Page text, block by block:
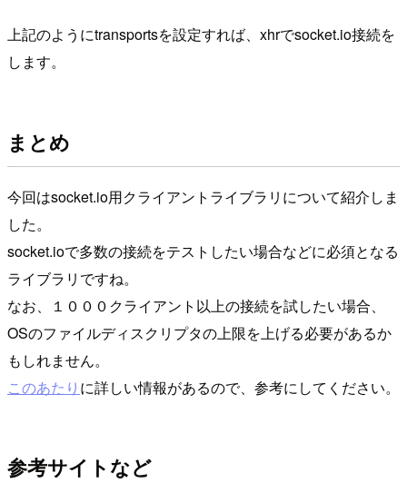
上記のようにtransportsを設定すれば、xhrでsocket.io接続を
します。
まとめ
今回はsocket.io用クライアントライブラリについて紹介しま
した。
socket.ioで多数の接続をテストしたい場合などに必須となる
ライブラリですね。
なお、１０００クライアント以上の接続を試したい場合、
OSのファイルディスクリプタの上限を上げる必要があるか
もしれません。
このあたり に詳しい情報があるので、参考にしてください。
参考サイトなど